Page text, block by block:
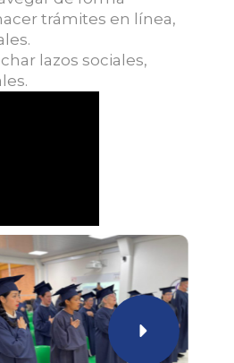
trámites en línea,
lazos sociales,